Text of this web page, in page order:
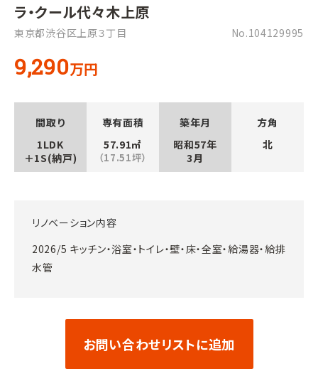
ラ・クール代々木上原
東京都渋谷区上原３丁目 No.104129995
9,290万円
間取り
1LDK
＋1S(納戸)
専有面積
57.91㎡
（17.51坪）
築年月
昭和57年
3月
方角
北
リノベーション内容
2026/5 キッチン・浴室・トイレ・壁・床・全室・給湯器・給排
水管
お問い合わせリストに追加